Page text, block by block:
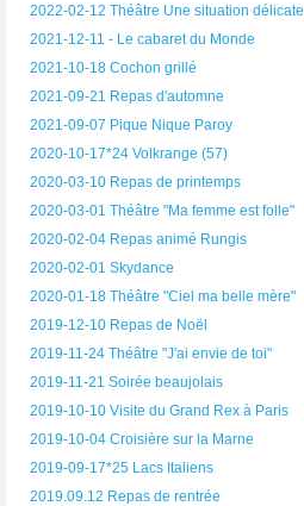
2022-02-12 Théâtre Une situation délicate
2021-12-11 - Le cabaret du Monde
2021-10-18 Cochon grillé
2021-09-21 Repas d'automne
2021-09-07 Pique Nique Paroy
2020-10-17*24 Volkrange (57)
2020-03-10 Repas de printemps
2020-03-01 Théâtre "Ma femme est folle"
2020-02-04 Repas animé Rungis
2020-02-01 Skydance
2020-01-18 Théâtre "Ciel ma belle mère"
2019-12-10 Repas de Noël
2019-11-24 Théâtre "J'ai envie de toi"
2019-11-21 Soirée beaujolais
2019-10-10 Visite du Grand Rex à Paris
2019-10-04 Croisière sur la Marne
2019-09-17*25 Lacs Italiens
2019.09.12 Repas de rentrée